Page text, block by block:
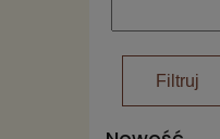
Filtruj